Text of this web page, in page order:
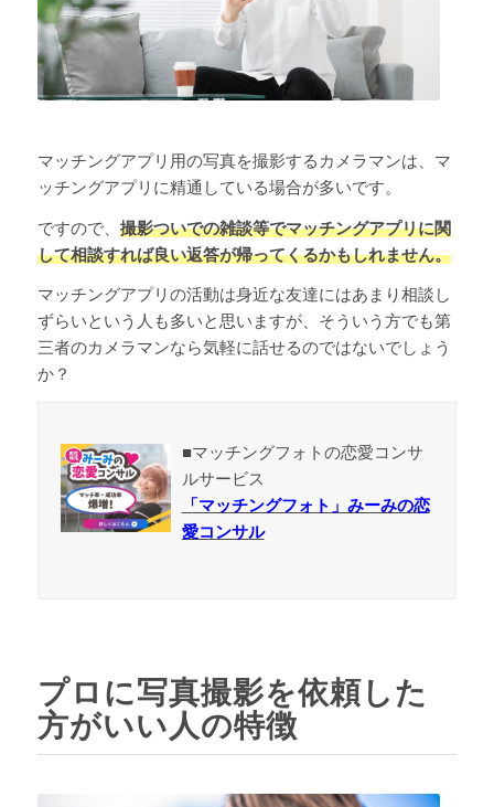
マッチングアプリ用の写真を撮影するカメラマンは、マ
ッチングアプリに精通している場合が多いです。
ですので、 撮影ついでの雑談等でマッチングアプリに関
して相談すれば良い返答が帰ってくるかもしれません。
マッチングアプリの活動は身近な友達にはあまり相談し
ずらいという人も多いと思いますが、そういう方でも第
三者のカメラマンなら気軽に話せるのではないでしょう
か？
■マッチングフォトの恋愛コンサ
ルサービス
「マッチングフォト」みーみの恋
愛コンサル
プロに写真撮影を依頼した
方がいい人の特徴